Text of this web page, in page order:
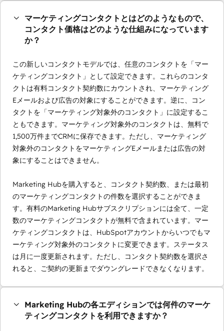
マーケティングコンタクトとはどのようなもので、
コンタクト価格はどのような仕組みになっています
か？
この新しいコンタクトモデルでは、任意のコンタクトを「マー
ケティングコンタクト」として設定できます。これらのコンタ
クトは有料コンタクト契約数にカウントされ、マーケティング
Eメールおよび広告の対象にすることができます。逆に、コン
タクトを「マーケティング対象外のコンタクト」に設定するこ
ともできます。マーケティング対象外のコンタクトは、無料で
1,500万件までCRMに保存できます。ただし、マーケティング
対象外のコンタクトをマーケティングEメールまたは広告の対
象にすることはできません。
Marketing Hubを購入すると、コンタクト契約数、または最初
のマーケティングコンタクトの件数を選択することができま
す。有料のMarketing Hubサブスクリプションには全て、一定
数のマーケティングコンタクトが無料で含まれています。マー
ケティングコンタクトは、HubSpotアカウントからいつでもマ
ーケティング対象外のコンタクトに変更できます。ステータス
は月に一度更新されます。ただし、コンタクト契約数を選択さ
れると、ご契約の更新までダウングレードできなくなります。
Marketing Hubの各エディションでは何件のマーケ
ティングコンタクトを利用できますか？